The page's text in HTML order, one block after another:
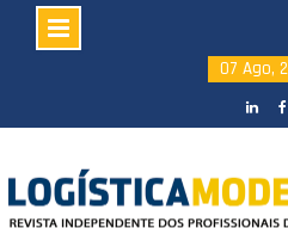
content
07 Ago,